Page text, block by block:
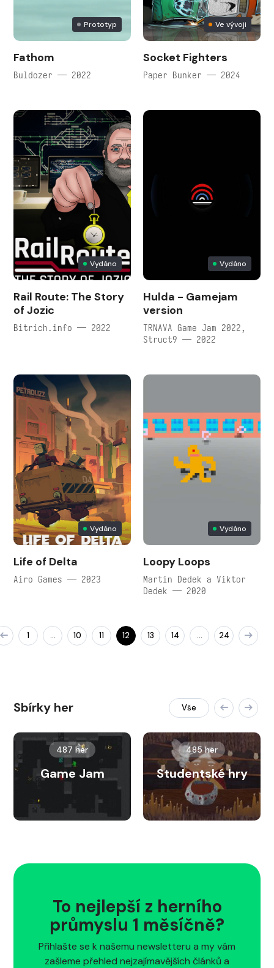
Prototyp
Fathom
Buldozer — 2022
Ve vývoji
Socket Fighters
Paper Bunker — 2024
Vydáno
Rail Route: The Story
of Jozic
Bitrich.info — 2022
Vydáno
Hulda - Gamejam
version
TRNAVA Game Jam 2022,
Struct9 — 2022
Vydáno
Life of Delta
Airo Games — 2023
Vydáno
Loopy Loops
Martin Dedek a Viktor
Dedek — 2020
1 … 10 11 12 13 14 … 24
Sbírky her Vše
487 her
Game Jam
485 her
Studentské hry
To nejlepší z herního
průmyslu 1 měsíčně?
Přihlašte se k našemu newsletteru a my vám
zašleme přehled nejzajímavějších článků a